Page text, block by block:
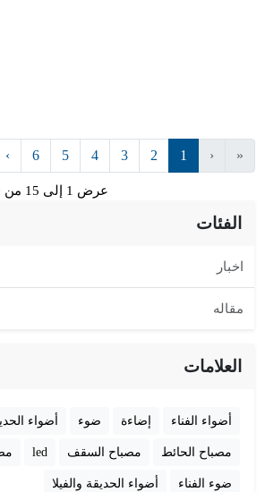
«
‹
1
2
3
4
5
6
›
عرض 1 إلى 15 من 79 العناصر (6 الصفحة)
الفئات
اخبار
مقاله
العلامات
أضواء الفناء إضاءة ضوء أضواء
مصباح الحائط مصباح السقف led
ضوء الفناء أضواء الحديقة والفيلا